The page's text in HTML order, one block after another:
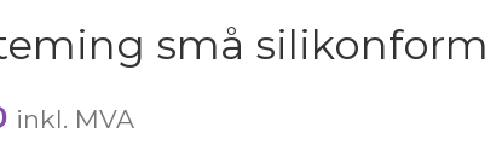
små silikonform
inkl. MVA